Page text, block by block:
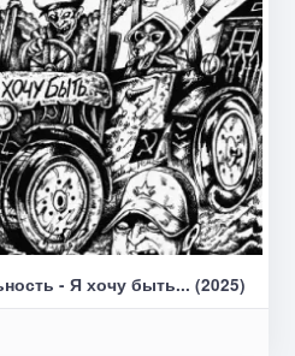
- Я хочу быть... (2025)